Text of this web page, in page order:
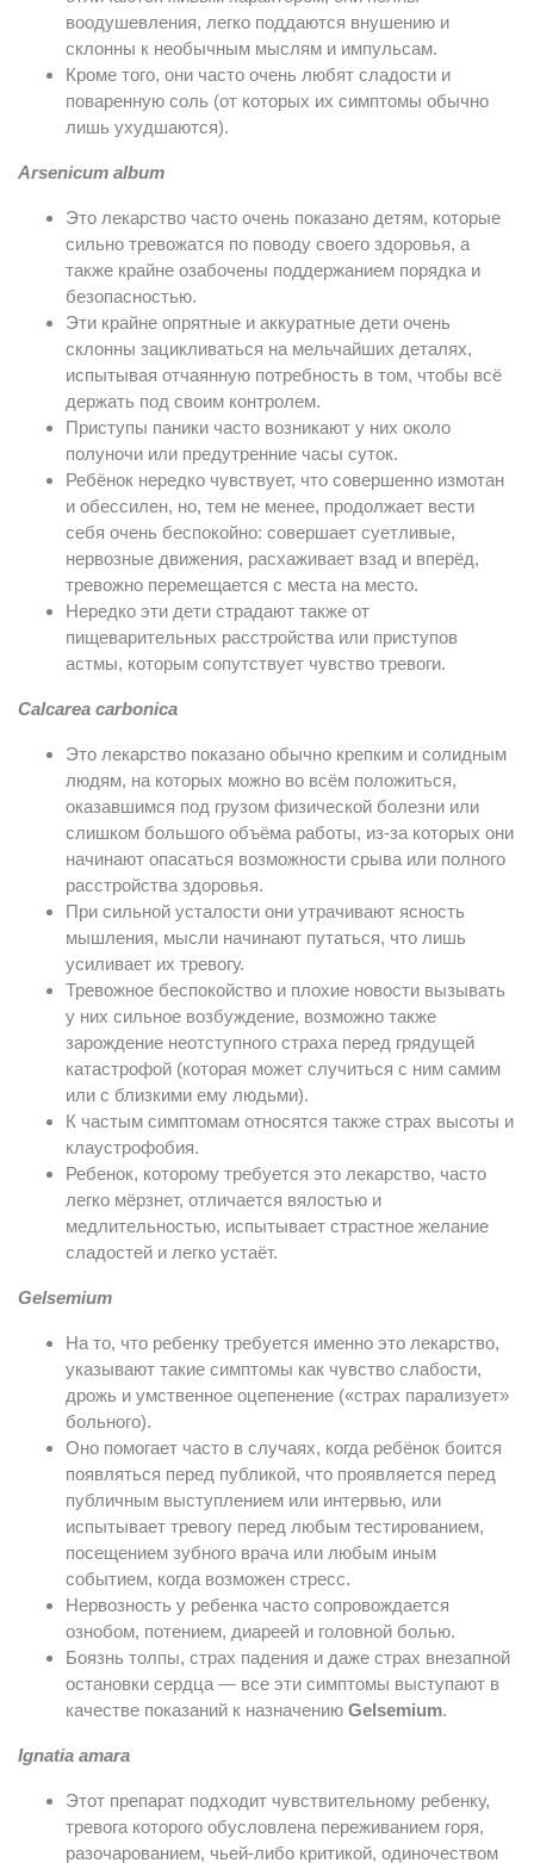
воодушевления, легко поддаются внушению и
склонны к необычным мыслям и импульсам.
Кроме того, они часто очень любят сладости и
поваренную соль (от которых их симптомы обычно
лишь ухудшаются).
Arsenicum album
Это лекарство часто очень показано детям, которые
сильно тревожатся по поводу своего здоровья, а
также крайне озабочены поддержанием порядка и
безопасностью.
Эти крайне опрятные и аккуратные дети очень
склонны зацикливаться на мельчайших деталях,
испытывая отчаянную потребность в том, чтобы всё
держать под своим контролем.
Приступы паники часто возникают у них около
полуночи или предутренние часы суток.
Ребёнок нередко чувствует, что совершенно измотан
и обессилен, но, тем не менее, продолжает вести
себя очень беспокойно: совершает суетливые,
нервозные движения, расхаживает взад и вперёд,
тревожно перемещается с места на место.
Нередко эти дети страдают также от
пищеварительных расстройства или приступов
астмы, которым сопутствует чувство тревоги.
Calcarea carbonica
Это лекарство показано обычно крепким и солидным
людям, на которых можно во всём положиться,
оказавшимся под грузом физической болезни или
слишком большого объёма работы, из-за которых они
начинают опасаться возможности срыва или полного
расстройства здоровья.
При сильной усталости они утрачивают ясность
мышления, мысли начинают путаться, что лишь
усиливает их тревогу.
Тревожное беспокойство и плохие новости вызывать
у них сильное возбуждение, возможно также
зарождение неотступного страха перед грядущей
катастрофой (которая может случиться с ним самим
или с близкими ему людьми).
К частым симптомам относятся также страх высоты и
клаустрофобия.
Ребенок, которому требуется это лекарство, часто
легко мёрзнет, отличается вялостью и
медлительностью, испытывает страстное желание
сладостей и легко устаёт.
Gelsemium
На то, что ребенку требуется именно это лекарство,
указывают такие симптомы как чувство слабости,
дрожь и умственное оцепенение («страх парализует»
больного).
Оно помогает часто в случаях, когда ребёнок боится
появляться перед публикой, что проявляется перед
публичным выступлением или интервью, или
испытывает тревогу перед любым тестированием,
посещением зубного врача или любым иным
событием, когда возможен стресс.
Нервозность у ребенка часто сопровождается
ознобом, потением, диареей и головной болью.
Боязнь толпы, страх падения и даже страх внезапной
остановки сердца — все эти симптомы выступают в
качестве показаний к назначению Gelsemium.
Ignatia amara
Этот препарат подходит чувствительному ребенку,
тревога которого обусловлена переживанием горя,
разочарованием, чьей-либо критикой, одиночеством